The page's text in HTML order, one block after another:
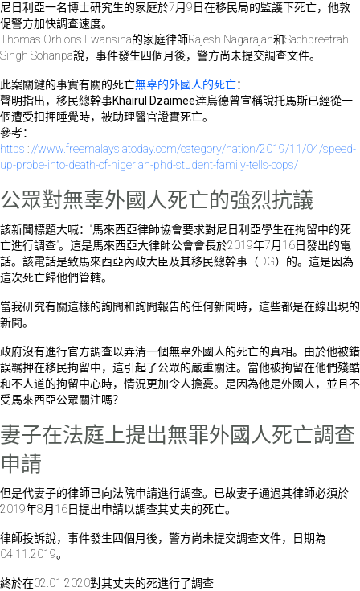
尼日利亞一名博士研究生的家庭於7月9日在移民局的監護下死亡，他敦
促警方加快調查速度。
Thomas Orhions Ewansiha的家庭律師Rajesh Nagarajan和Sachpreetrah
Singh Sohanpa說，事件發生四個月後，警方尚未提交調查文件。
此案關鍵的事實有關的死亡無辜的外國人的死亡：
聲明指出，移民總幹事Khairul Dzaimee達烏德曾宣稱說托馬斯已經從一
個遭受扣押睡覺時，被助理醫官證實死亡。
參考：
https ://www.freemalaysiatoday.com/category/nation/2019/11/04/speed-
up-probe-into-death-of-nigerian-phd-student-family-tells-cops/
公眾對無辜外國人死亡的強烈抗議
該新聞標題大喊：“馬來西亞律師協會要求對尼日利亞學生在拘留中的死
亡進行調查”。這是馬來西亞大律師公會會長於2019年7月16日發出的電
話。該電話是致馬來西亞內政大臣及其移民總幹事（DG）的。這是因為
這次死亡歸他們管轄。
當我研究有關這樣的詢問和詢問報告的任何新聞時，這些都是在線出現的
新聞。
政府沒有進行官方調查以弄清一個無辜外國人的死亡的真相。由於他被錯
誤羈押在移民拘留中，這引起了公眾的嚴重關注。當他被拘留在他們殘酷
和不人道的拘留中心時，情況更加令人擔憂。是因為他是外國人，並且不
受馬來西亞公眾關注嗎？
妻子在法庭上提出無罪外國人死亡調查
申請
但是代妻子的律師已向法院申請進行調查。已故妻子通過其律師必須於
2019年8月16日提出申請以調查其丈夫的死亡。
律師投訴說，事件發生四個月後，警方尚未提交調查文件，日期為
04.11.2019。
終於在02.01.2020對其丈夫的死進行了調查